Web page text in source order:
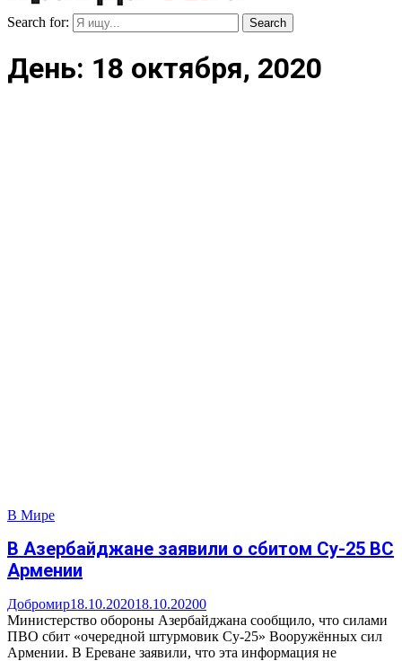
Search for: Search
День: 18 октября, 2020
В Мире
В Азербайджане заявили о сбитом Су-25 ВС
Армении
Добромир18.10.202018.10.20200
Министерство обороны Азербайджана сообщило, что силами
ПВО сбит «очередной штурмовик Су-25» Вооружённых сил
Армении. В Ереване заявили, что эта информация не